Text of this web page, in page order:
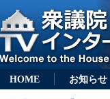
HOME お知らせ